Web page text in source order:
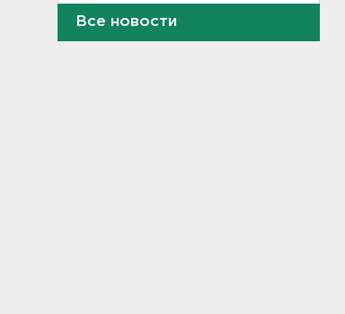
конкурсе деревьев
Все новости